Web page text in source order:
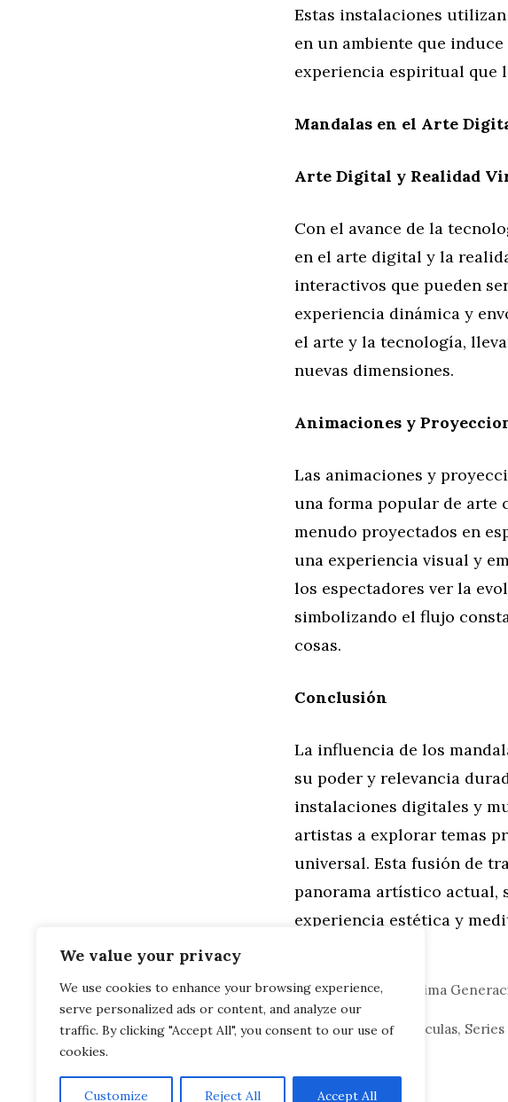
We value your privacy
We use cookies to enhance your browsing experience,
serve personalized ads or content, and analyze our
traffic. By clicking "Accept All", you consent to our use of
cookies.
Customize Reject All Accept All
Estas instalaciones
en un ambiente que
experiencia espiritual que
Mandalas en el Arte
Arte Digital y Realidad
Con el avance de la
en el arte digital y la
interactivos que pueden
experiencia dinámica y
el arte y la tecnología,
nuevas dimensiones.
Animaciones y
Las animaciones y
una forma popular de arte
menudo proyectados en
una experiencia visual y
los espectadores ver la
simbolizando el flujo
cosas.
Conclusión
La influencia de los
su poder y relevancia
instalaciones digitales y
artistas a explorar temas
universal. Esta fusión de
panorama artístico actual,
experiencia estética y
Seguridad de Última
Tecnologías
Mandalas en Películas,